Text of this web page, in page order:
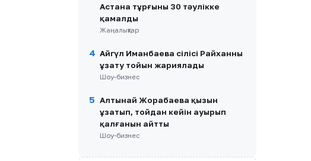
Астана тұрғыны 30 тәулікке
қамалды
Жаңалықтар
4 Айгүл Иманбаева сіңлісі Райханның
ұзату тойын жариялады
Шоу-бизнес
5 Алтынай Жорабаева қызын
ұзатып, тойдан кейін ауырып
қалғанын айтты
Шоу-бизнес